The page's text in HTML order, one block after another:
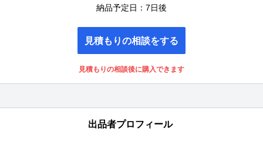
納品予定日：7日後
見積もりの相談をする
見積もりの相談後に購入できます
出品者プロフィール